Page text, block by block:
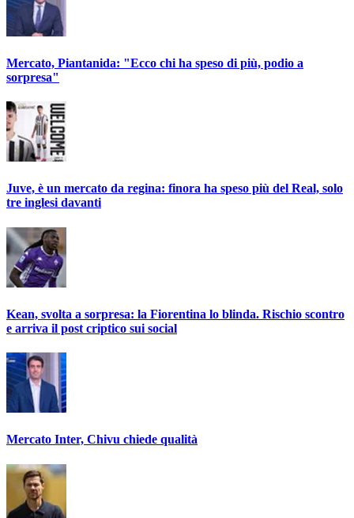
Mercato, Piantanida: "Ecco chi ha speso di più, podio a
sorpresa"
Juve, è un mercato da regina: finora ha speso più del Real, solo
tre inglesi davanti
Kean, svolta a sorpresa: la Fiorentina lo blinda. Rischio scontro
e arriva il post criptico sui social
Mercato Inter, Chivu chiede qualità